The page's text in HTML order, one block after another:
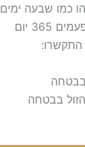
כמו שבעה ימים
התקשרו:
בבטחה
בבטחה